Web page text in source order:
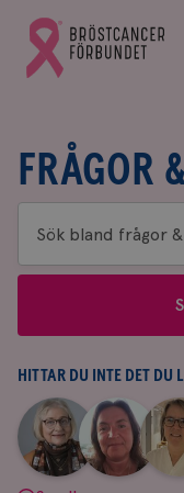
Gå
till
FRÅGOR
Sök
bland
&
svar
HITTAR DU INTE DET DU
Aina
Johnsson
|
Anne
Andersson